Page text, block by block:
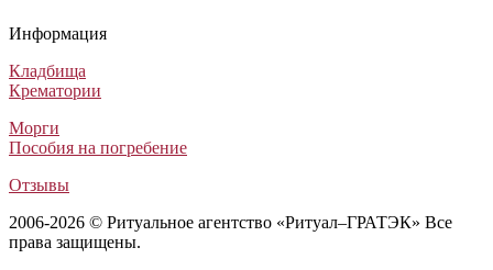
Венки из живых цветов
Венки из живых цветов
Венки из искусственных цветов
Венки из искусственных цветов
Информация
Кладбища
Крематории
Морги
Пособия на погребение
Отзывы
2006-2026 © Ритуальное агентство «Ритуал–ГРАТЭК» Все
права защищены.